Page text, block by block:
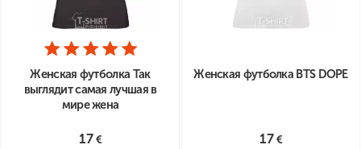
Женская футболка Так
выглядит самая лучшая в
мире жена
17
Женская футболка BTS DOPE
17